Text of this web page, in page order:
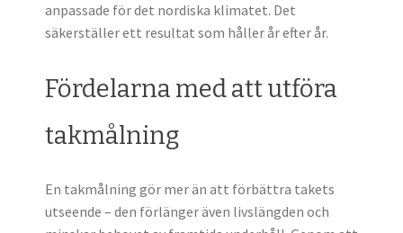
anpassade för det nordiska klimatet. Det
säkerställer ett resultat som håller år efter år.
Fördelarna med att utföra
takmålning
En takmålning gör mer än att förbättra takets
utseende – den förlänger även livslängden och